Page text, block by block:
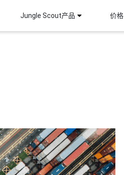
Jungle Scout产品 价格